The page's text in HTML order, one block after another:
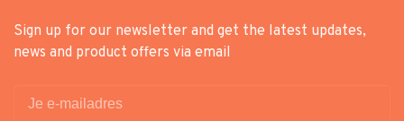
Sign up for our newsletter and get the latest updates,
news and product offers via email